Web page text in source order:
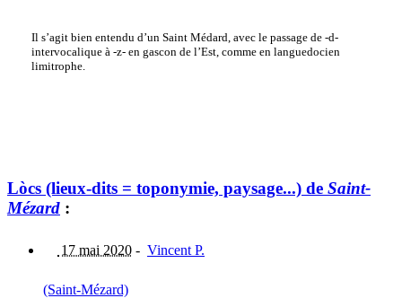
Il s’agit bien entendu d’un Saint Médard, avec le passage de -d-
intervocalique à -z- en gascon de l’Est, comme en languedocien
limitrophe.
Lòcs (lieux-dits = toponymie, paysage...) de Saint-
Mézard :
17 mai 2020 - Vincent P.
(Saint-Mézard)